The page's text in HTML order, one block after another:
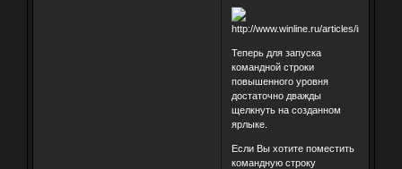
Теперь для запуска
командной строки
повышенного уровня
достаточно дважды
щелкнуть на созданном
ярлыке.
Если Вы хотите поместить
командную строку